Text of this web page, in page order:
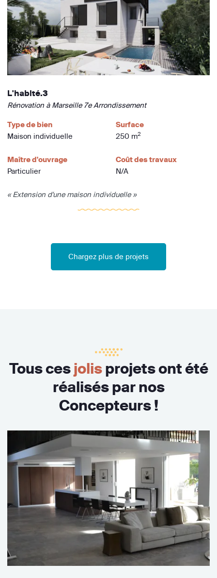
L'habité.3
Rénovation à Marseille 7e Arrondissement
Type de bien
Maison individuelle
Surface
250 m2
Maître d'ouvrage
Particulier
Coût des travaux
N/A
« Extension d'une maison individuelle »
Chargez plus de projets
Tous cesjolisprojets ont été
réalisés par nos
Concepteurs !